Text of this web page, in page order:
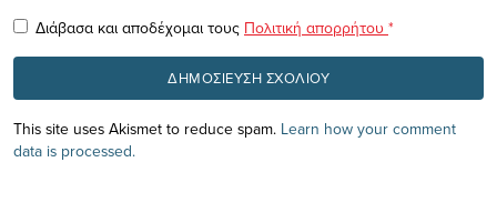
Διάβασα και αποδέχομαι τους Πολιτική απορρήτου *
This site uses Akismet to reduce spam. Learn how your comment
data is processed.